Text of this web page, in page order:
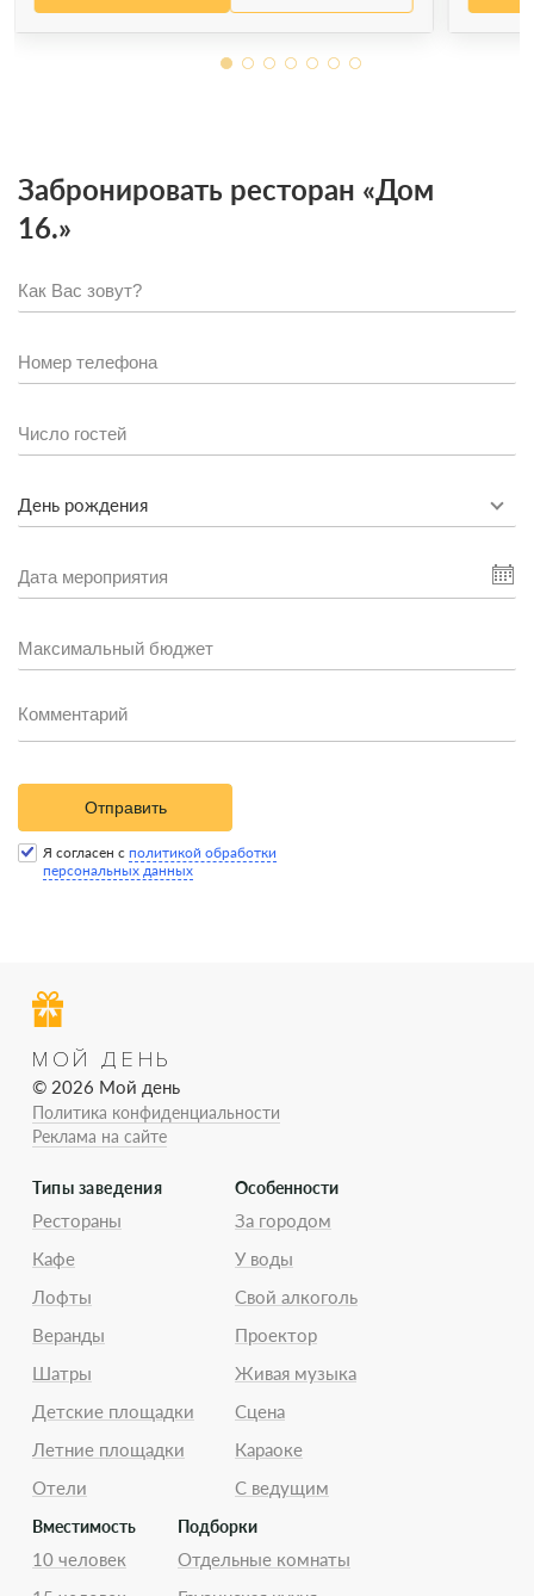
Забронировать ресторан «Дом
16.»
День рождения
Отправить
Я согласен с политикой обработки
персональных данных
МОЙ ДЕНЬ
© 2026 Мой день
Политика конфиденциальности
Реклама на сайте
Типы заведения
Рестораны
Кафе
Лофты
Веранды
Шатры
Детские площадки
Летние площадки
Отели
Особенности
За городом
У воды
Свой алкоголь
Проектор
Живая музыка
Сцена
Караоке
С ведущим
Вместимость
10 человек
Подборки
Отдельные комнаты